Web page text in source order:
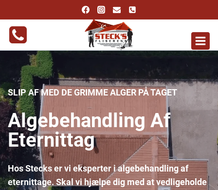
til
indhold
SLIP AF MED DE GRIMME ALGER PÅ TAGET
Algebehandling Af
Eternittag
Hos Stecks er vi eksperter i algebehandling af
eternittage. Skal vi hjælpe dig med at vedligeholde